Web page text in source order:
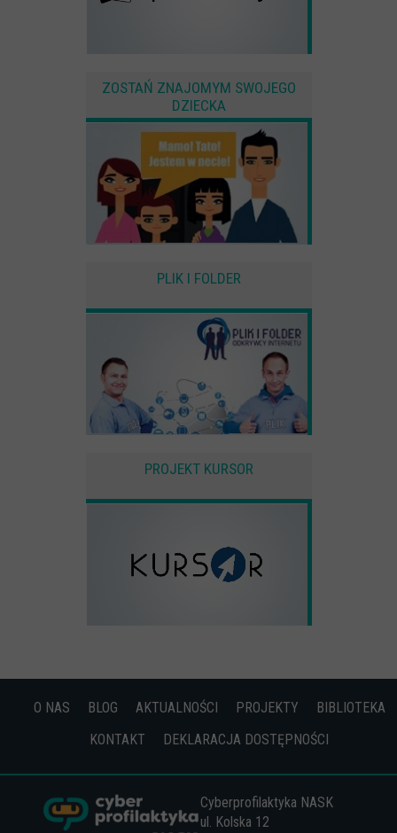
ZOSTAŃ ZNAJOMYM SWOJEGO
DZIECKA
PLIK I FOLDER
PROJEKT KURSOR
O NAS BLOG AKTUALNOŚCI PROJEKTY
BIBLIOTEKA
KONTAKT
DEKLARACJA DOSTĘPNOŚCI
Cyberprofilaktyka NASK
ul. Kolska 12